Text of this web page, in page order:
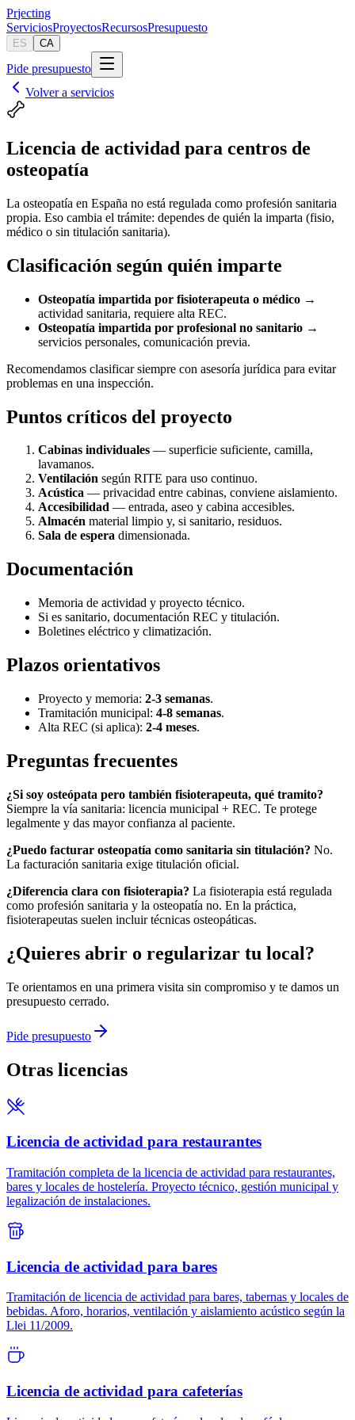
Prjecting
ServiciosProyectosRecursosPresupuesto
ES CA
Pide presupuesto
Volver a servicios
Licencia de actividad para centros de
osteopatía
La osteopatía en España no está regulada como profesión sanitaria
propia. Eso cambia el trámite: dependes de quién la imparta (fisio,
médico o sin titulación sanitaria).
Clasificación según quién imparte
Osteopatía impartida por fisioterapeuta o médico →
actividad sanitaria, requiere alta REC.
Osteopatía impartida por profesional no sanitario →
servicios personales, comunicación previa.
Recomendamos clasificar siempre con asesoría jurídica para evitar
problemas en una inspección.
Puntos críticos del proyecto
Cabinas individuales — superficie suficiente, camilla,
lavamanos.
Ventilación según RITE para uso continuo.
Acústica — privacidad entre cabinas, conviene aislamiento.
Accesibilidad — entrada, aseo y cabina accesibles.
Almacén material limpio y, si sanitario, residuos.
Sala de espera dimensionada.
Documentación
Memoria de actividad y proyecto técnico.
Si es sanitario, documentación REC y titulación.
Boletines eléctrico y climatización.
Plazos orientativos
Proyecto y memoria: 2-3 semanas.
Tramitación municipal: 4-8 semanas.
Alta REC (si aplica): 2-4 meses.
Preguntas frecuentes
¿Si soy osteópata pero también fisioterapeuta, qué tramito?
Siempre la vía sanitaria: licencia municipal + REC. Te protege
legalmente y das mayor confianza al paciente.
¿Puedo facturar osteopatía como sanitaria sin titulación? No.
La facturación sanitaria exige titulación oficial.
¿Diferencia clara con fisioterapia? La fisioterapia está regulada
como profesión sanitaria y la osteopatía no. En la práctica,
fisioterapeutas suelen incluir técnicas osteopáticas.
¿Quieres abrir o regularizar tu local?
Te orientamos en una primera visita sin compromiso y te damos un
presupuesto cerrado.
Pide presupuesto
Otras licencias
Licencia de actividad para restaurantes
Tramitación completa de la licencia de actividad para restaurantes,
bares y locales de hostelería. Proyecto técnico, gestión municipal y
legalización de instalaciones.
Licencia de actividad para bares
Tramitación de licencia de actividad para bares, tabernas y locales de
bebidas. Aforo, horarios, ventilación y aislamiento acústico según la
Llei 11/2009.
Licencia de actividad para cafeterías